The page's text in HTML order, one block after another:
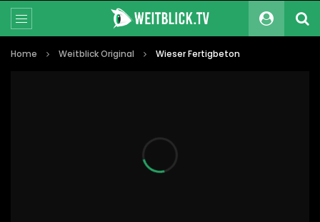
Home Weitblick Original Wieser Fertigbeton